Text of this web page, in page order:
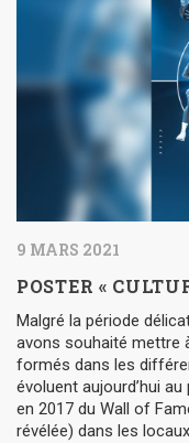
9 MARS 2021
POSTER «
Malgré la période
avons souhaité mettre
formés dans les
évoluent aujourd’hui
en 2017 du Wall of
révélée) dans les